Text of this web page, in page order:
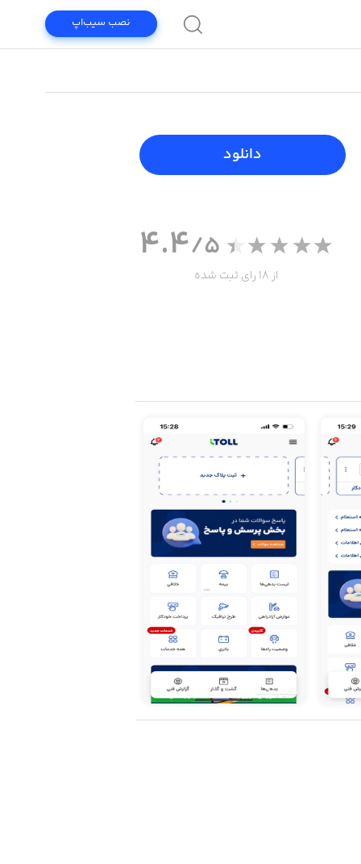
نصب سیب‌اپ
دانلود
4.4/5
از 18 رای ثبت شده